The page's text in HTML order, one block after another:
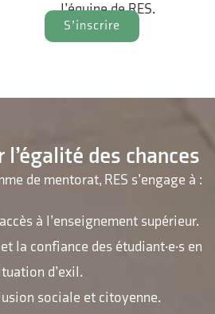
l’équipe de RES.
S’inscrire
des chances
de mentorat, RES s’engage à :
à l’enseignement supérieur.
la confiance des étudiant·e·s en
d’exil.
sociale et citoyenne.